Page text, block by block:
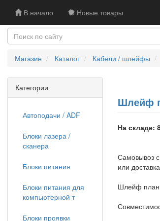
В начало Новые товары
Магазин Каталог Кабели / шлейфы
Шлейф
На складе:
Самовывоз
или
Шлейф
Категории
Автоподачи / ADF
Блоки лазера /
сканера
Блоки питания
Блоки питания для
компьютерной т
Блоки проявки